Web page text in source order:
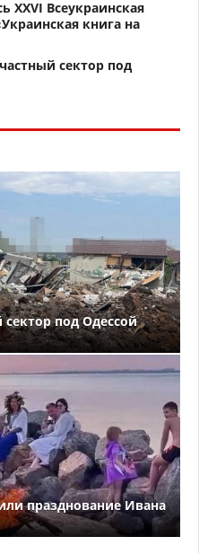
XXVI Всеукраинская
книга на
сектор под
сектор под Одессой
празднование Ивана